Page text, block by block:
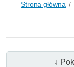
Strona główna
↓